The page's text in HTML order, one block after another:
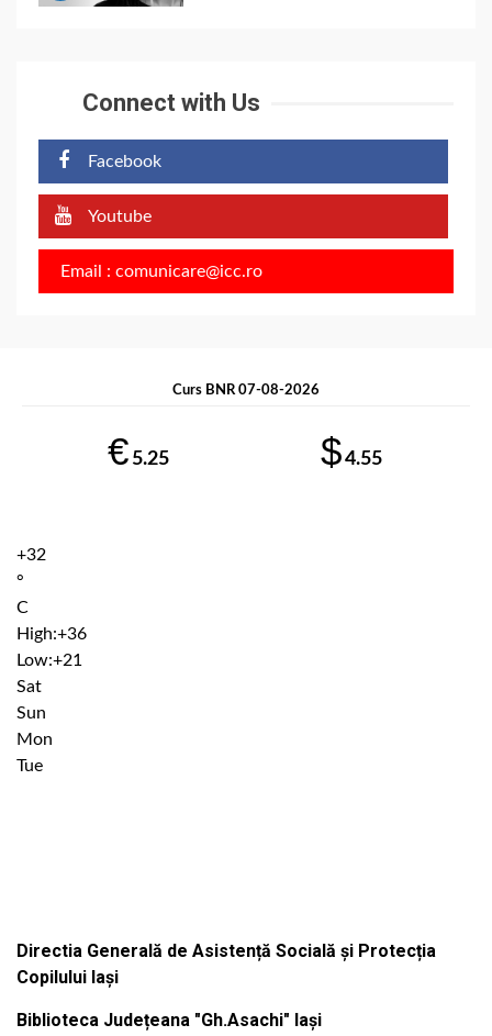
Connect with Us
Facebook
Youtube
Email : comunicare@icc.ro
Curs BNR 07-08-2026
€ 5.25 $4.55
+32
°
C
High:+36
Low:+21
Sat
Sun
Mon
Tue
Directia Generală de Asistență Socială și Protecția
Copilului Iași
Biblioteca Județeana "Gh.Asachi" Iași